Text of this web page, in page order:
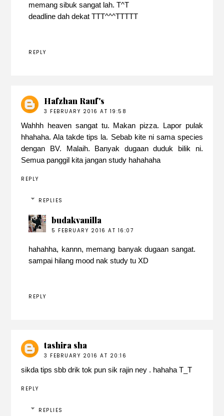
memang sibuk sangat lah. T^T
deadline dah dekat TTT^^^TTTTT
REPLY
Hafzhan Rauf's
3 FEBRUARY 2016 AT 19:58
Wahhh heaven sangat tu. Makan pizza. Lapor pulak
hhahaha. Ala takde tips la. Sebab kite ni sama species
dengan BV. Malaih. Banyak dugaan duduk bilik ni.
Semua panggil kita jangan study hahahaha
REPLY
REPLIES
budakvanilla
5 FEBRUARY 2016 AT 16:07
hahahha, kannn, memang banyak dugaan sangat.
sampai hilang mood nak study tu XD
REPLY
tashira sha
3 FEBRUARY 2016 AT 20:16
sikda tips sbb drik tok pun sik rajin ney . hahaha T_T
REPLY
REPLIES